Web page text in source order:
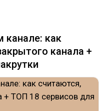
канале: как
канала +